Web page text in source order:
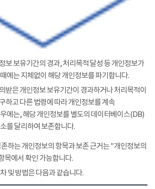
보 보유기간의 경과, 처리목적 달성 등 개인정보가
에는 지체없이 해당 개인정보를 파기합니다.
받은 개인정보 보유기간이 경과하거나 처리목적이
하고 다른 법령에 따라 개인정보를 계속
에는, 해당 개인정보를 별도의 데이터베이스(DB)
를 달리하여 보존합니다.
하는 개인정보의 항목과 보존 근거는 "개인정보의
목에서 확인 가능합니다.
및 방법은 다음과 같습니다.